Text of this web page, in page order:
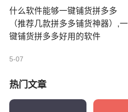
什么软件能够一键铺货拼多多
（推荐几款拼多多铺货神器）,一
键铺货拼多多好用的软件
5-07
热门文章